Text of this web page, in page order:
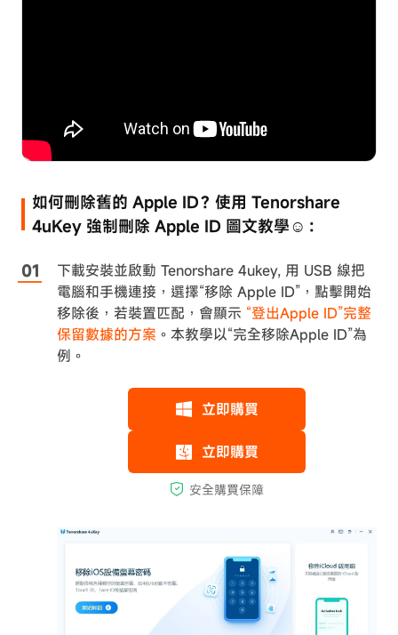
如何刪除舊的 Apple ID？使用 Tenorshare
4uKey 強制刪除 Apple ID 圖文教學☺：
下載安裝並啟動 Tenorshare 4ukey, 用 USB 線把
電腦和手機連接，選擇“移除 Apple ID”，點擊開始
移除後，若裝置匹配，會顯示 “登出Apple ID”完整
保留數據的方案 。本教學以“完全移除Apple ID”為
例。